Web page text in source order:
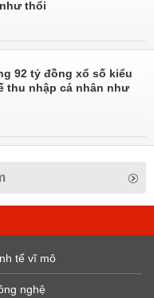
thổi
92 tỷ đồng xổ số kiểu
thu nhập cá nhân như
tế vĩ mô
nghệ